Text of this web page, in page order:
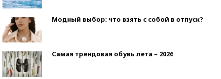
Модный выбор: что взять с собой в отпуск?
Самая трендовая обувь лета – 2026